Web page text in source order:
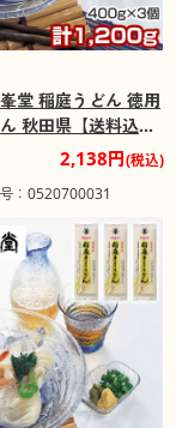
堂 稲庭うどん 徳用
秋田県【送料込
装不可】【お届け不
離島】【お届け日
2,138円(税込)
：0520700031